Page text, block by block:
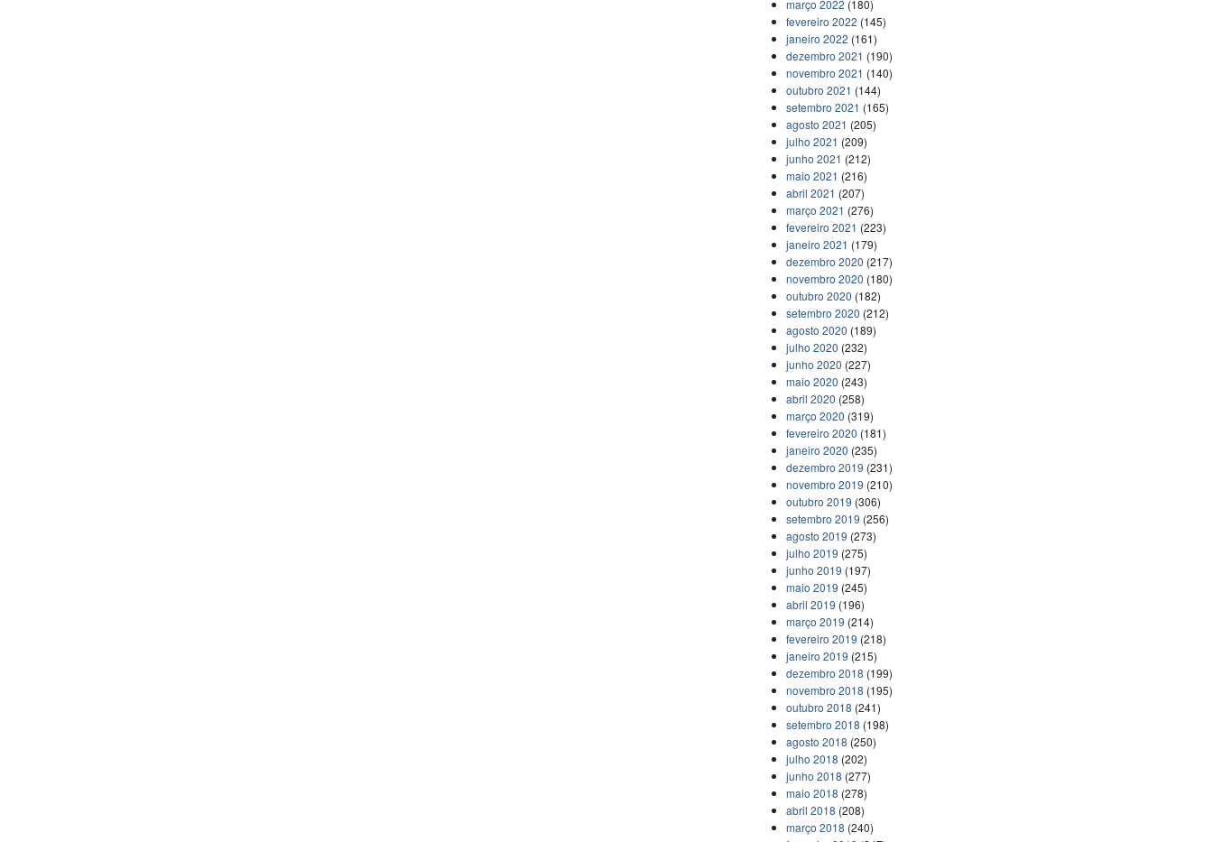
março 2022 (180)
fevereiro 2022 (145)
janeiro 2022 (161)
dezembro 2021 (190)
novembro 2021 (140)
outubro 2021 (144)
setembro 2021 (165)
agosto 2021 (205)
julho 2021 (209)
junho 2021 (212)
maio 2021 (216)
abril 2021 (207)
março 2021 (276)
fevereiro 2021 (223)
janeiro 2021 (179)
dezembro 2020 (217)
novembro 2020 (180)
outubro 2020 (182)
setembro 2020 (212)
agosto 2020 (189)
julho 2020 (232)
junho 2020 (227)
maio 2020 (243)
abril 2020 (258)
março 2020 (319)
fevereiro 2020 (181)
janeiro 2020 (235)
dezembro 2019 (231)
novembro 2019 (210)
outubro 2019 (306)
setembro 2019 (256)
agosto 2019 (273)
julho 2019 (275)
junho 2019 (197)
maio 2019 (245)
abril 2019 (196)
março 2019 (214)
fevereiro 2019 (218)
janeiro 2019 (215)
dezembro 2018 (199)
novembro 2018 (195)
outubro 2018 (241)
setembro 2018 (198)
agosto 2018 (250)
julho 2018 (202)
junho 2018 (277)
maio 2018 (278)
abril 2018 (208)
março 2018 (240)